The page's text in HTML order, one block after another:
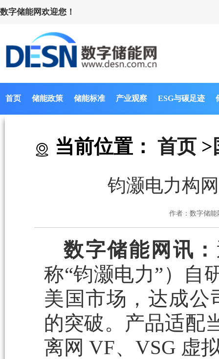
数字储能网欢迎您！
首页 储能政策 储能标准 产业观察 ESG与碳足迹
当前位置： 首页 >
钧灏电力构
作者：数字储能
数字储能网讯：
称“钧灏电力”）自
美国市场，达成公
的突破。产品适配
离网 VF、VSG 虚